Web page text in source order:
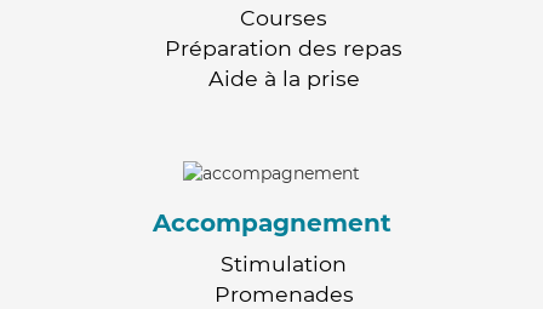
Courses
Préparation des repas
Aide à la prise
Accompagnement
Stimulation
Promenades